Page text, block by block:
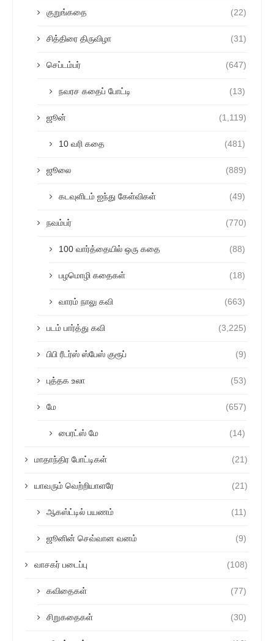
குறுங்கதை (22)
சித்திரை திருவிழா (31)
செப்டம்பர் (647)
நவரச கதைப் போட்டி (13)
ஜூன் (1,119)
10 வரி கதை (481)
ஜூலை (889)
கடவுளிடம் ஐந்து கேள்விகள் (49)
நவம்பர் (770)
100 வார்த்தையில் ஒரு கதை (88)
பழமொழி கதைகள் (18)
வாரம் நாலு கவி (663)
படம் பார்த்து கவி (3,225)
பிபி ரீடர்ஸ் ஸ்பேஸ் குரூப் (9)
புத்தக உலா (53)
மே (657)
பைரட்ஸ் மே (14)
மாதாந்திர போட்டிகள் (21)
யாவரும் வெற்றியாளரே (21)
ஆகஸ்ட்டில் பயணம் (11)
ஜூனின் செவ்வான வனம் (9)
வாசகர் படைப்பு (108)
கவிதைகள் (77)
சிறுகதைகள் (30)